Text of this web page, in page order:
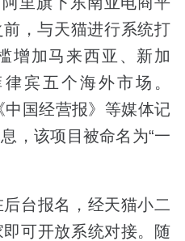
前，与天猫进行系统打
增加马来西亚、新加
宾五个海外市场。
国经营报》等媒体记
，该项目被命名为“一
台报名，经天猫小二
可开放系统对接。随